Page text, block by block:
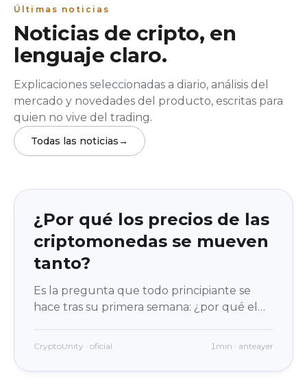
Últimas noticias
Noticias de cripto, en
lenguaje claro.
Explicaciones seleccionadas a diario, análisis del
mercado y novedades del producto, escritas para
quien no vive del trading.
Todas las noticias→
¿Por qué los precios de las
criptomonedas se mueven
tanto?
Es la pregunta que todo principiante se
hace tras su primera semana: ¿por qué el
no es «porque el cripto es una locura», sino
que los conoces, el movimiento deja de
CryptoUnity · oficial 1min · anteayer